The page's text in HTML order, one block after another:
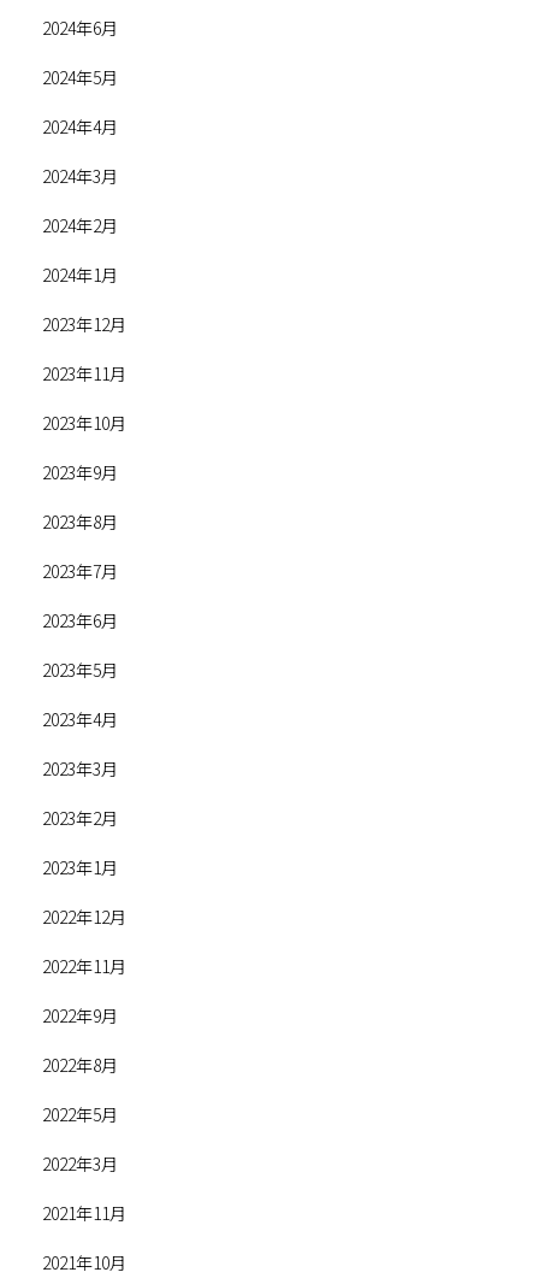
2024年6月
2024年5月
2024年4月
2024年3月
2024年2月
2024年1月
2023年12月
2023年11月
2023年10月
2023年9月
2023年8月
2023年7月
2023年6月
2023年5月
2023年4月
2023年3月
2023年2月
2023年1月
2022年12月
2022年11月
2022年9月
2022年8月
2022年5月
2022年3月
2021年11月
2021年10月